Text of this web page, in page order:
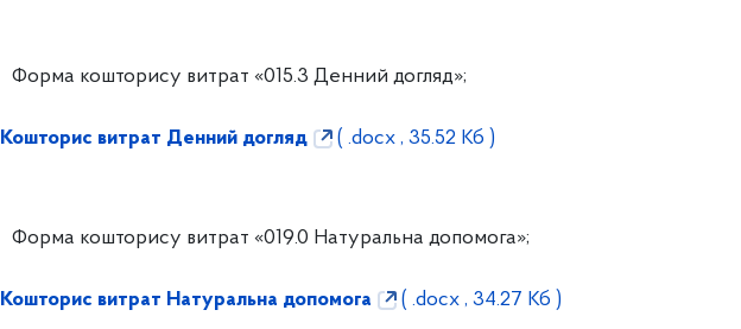
Форма кошторису витрат «015.3 Денний догляд»;
Кошторис витрат Денний догляд ( .docx , 35.52 Кб )
Форма кошторису витрат «019.0 Натуральна допомога»;
Кошторис витрат Натуральна допомога ( .docx , 34.27 Кб )